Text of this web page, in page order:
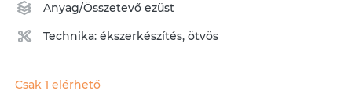
Anyag/Összetevőezüst
Technika:ékszerkészítés,ötvös
Csak 1 elérhető